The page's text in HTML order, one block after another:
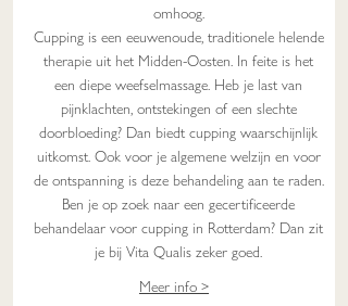
omhoog.
Cupping is een eeuwenoude, traditionele helende
therapie uit het Midden-Oosten. In feite is het
een diepe weefselmassage. Heb je last van
pijnklachten, ontstekingen of een slechte
doorbloeding? Dan biedt cupping waarschijnlijk
uitkomst. Ook voor je algemene welzijn en voor
de ontspanning is deze behandeling aan te raden.
Ben je op zoek naar een gecertificeerde
behandelaar voor cupping in Rotterdam? Dan zit
je bij Vita Qualis zeker goed.
Meer info >